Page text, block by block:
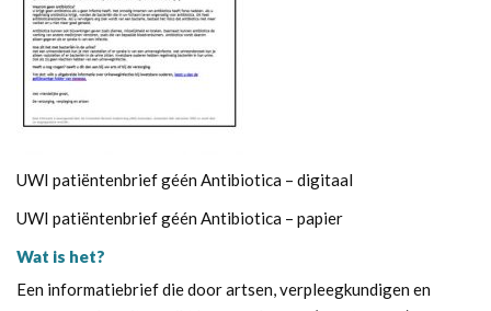
UWI patiëntenbrief géén Antibiotica – digitaal
UWI patiëntenbrief géén Antibiotica – papier
Wat is het?
Een informatiebrief die door artsen, verpleegkundigen en